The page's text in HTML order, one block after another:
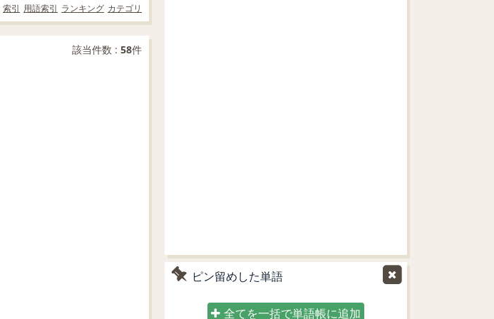
索引 用語索引 ランキング カテゴリ
該当件数 : 58件
ピン留めした単語
全てを一括で単語帳に追加